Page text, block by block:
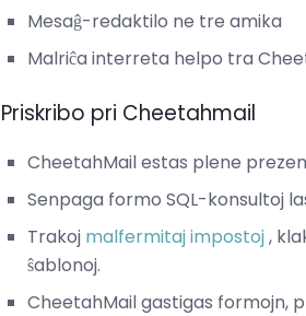
Mesaĝ-redaktilo ne tre amika
Malriĉa interreta helpo tra
Priskribo pri Cheetahmail
CheetahMail estas plene
Senpaga formo SQL-konsultoj
Trakoj malfermitaj impostoj,
ŝablonoj.
CheetahMail gastigas formojn,